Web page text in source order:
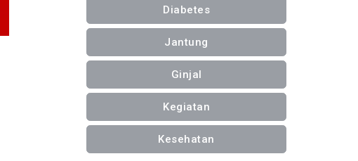
Diabetes
Jantung
Ginjal
Kegiatan
Kesehatan